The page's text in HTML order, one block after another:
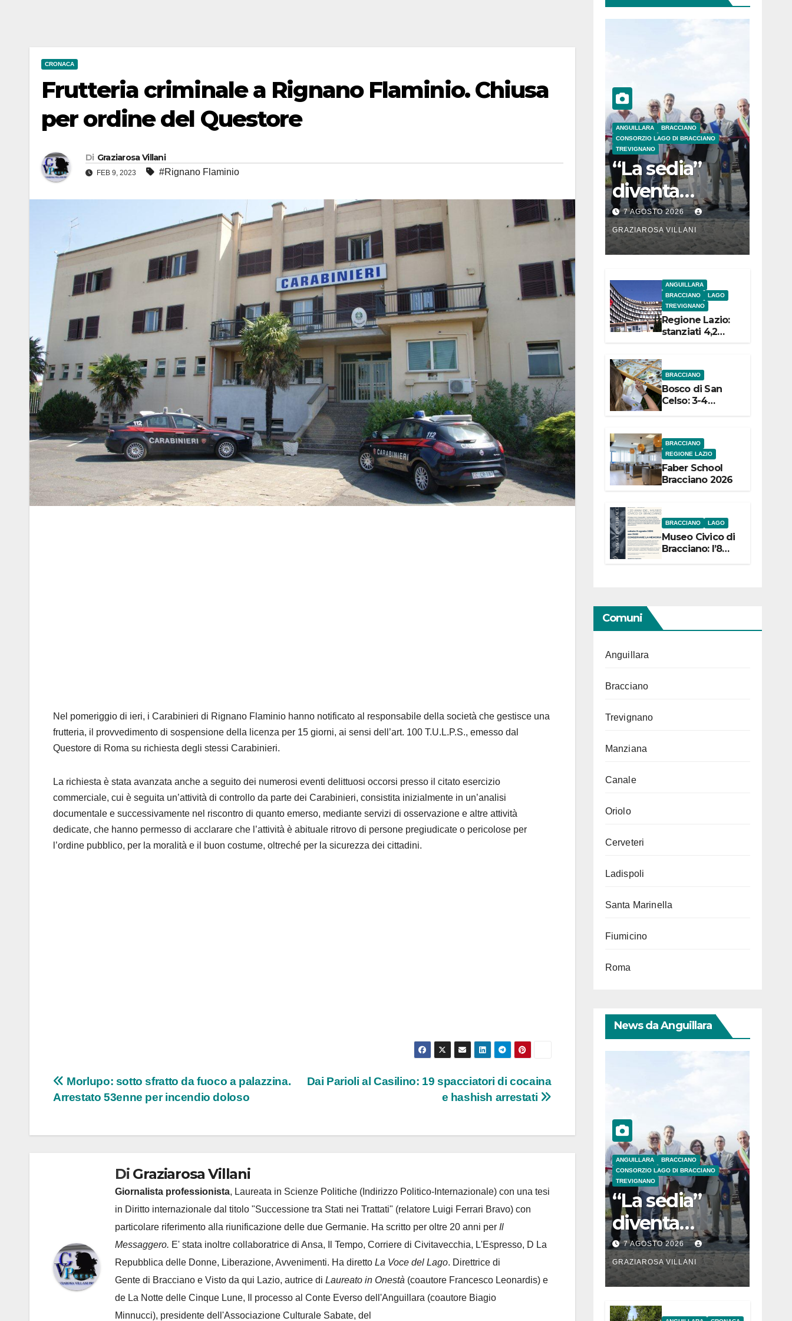
CRONACA
Frutteria criminale a Rignano Flaminio. Chiusa
per ordine del Questore
Di Graziarosa Villani
FEB 9, 2023 #Rignano Flaminio
Nel pomeriggio di ieri, i Carabinieri di Rignano Flaminio hanno notificato al responsabile della società che gestisce una
frutteria, il provvedimento di sospensione della licenza per 15 giorni, ai sensi dell’art. 100 T.U.L.P.S., emesso dal
Questore di Roma su richiesta degli stessi Carabinieri.
La richiesta è stata avanzata anche a seguito dei numerosi eventi delittuosi occorsi presso il citato esercizio
commerciale, cui è seguita un’attività di controllo da parte dei Carabinieri, consistita inizialmente in un’analisi
documentale e successivamente nel riscontro di quanto emerso, mediante servizi di osservazione e altre attività
dedicate, che hanno permesso di acclarare che l’attività è abituale ritrovo di persone pregiudicate o pericolose per
l’ordine pubblico, per la moralità e il buon costume, oltreché per la sicurezza dei cittadini.
Navigazione
Dai Parioli al Casilino: 19 spacciatori di cocaina
e hashish arrestati
Morlupo: sotto sfratto da fuoco a palazzina.
Arrestato 53enne per incendio doloso
Di Graziarosa Villani
Giornalista professionista, Laureata in Scienze Politiche (Indirizzo Politico-Internazionale) con una tesi
in Diritto internazionale dal titolo "Successione tra Stati nei Trattati" (relatore Luigi Ferrari Bravo) con
particolare riferimento alla riunificazione delle due Germanie. Ha scritto per oltre 20 anni per Il
Messaggero. E' stata inoltre collaboratrice di Ansa, Il Tempo, Corriere di Civitavecchia, L'Espresso, D La
Repubblica delle Donne, Liberazione, Avvenimenti. Ha diretto La Voce del Lago. Direttrice di
Gente di Bracciano e Visto da qui Lazio, autrice di Laureato in Onestà (coautore Francesco Leonardis) e
de La Notte delle Cinque Lune, Il processo al Conte Everso dell'Anguillara (coautore Biagio
Minnucci), presidente dell'Associazione Culturale Sabate, del
ANGUILLARA
BRACCIANO
CONSORZIO LAGO DI BRACCIANO
TREVIGNANO
“La sedia”
diventa
Belvedere sul
lago di
Bracciano: ieri
l’inaugurazion
e
7 AGOSTO 2026
GRAZIAROSA VILLANI
ANGUILLARA
BRACCIANO
LAGO
TREVIGNANO
Regione Lazio:
stanziati 4,2
dell’Etruria
Meridionale
BRACCIANO
Bosco di San
Celso: 3-4
settembre
Festival “Storie
in cielo e in
terra”
BRACCIANO
REGIONE LAZIO
Faber School
Bracciano 2026
BRACCIANO LAGO
Museo Civico di
Bracciano: l’8
Comuni
Anguillara
Bracciano
Trevignano
Manziana
Canale
Oriolo
Cerveteri
Ladispoli
Santa Marinella
Fiumicino
Roma
News da Anguillara
ANGUILLARA
BRACCIANO
CONSORZIO LAGO DI BRACCIANO
TREVIGNANO
“La sedia”
diventa
Belvedere sul
lago di
Bracciano: ieri
l’inaugurazion
7 AGOSTO 2026
GRAZIAROSA VILLANI